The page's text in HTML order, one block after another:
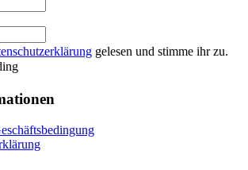
gelesen und stimme ihr zu.